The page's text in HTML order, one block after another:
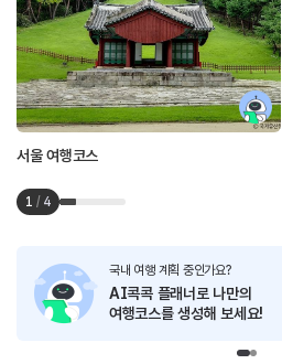
서울 여행코스
1 / 4
국내 여행 계획 중인가요?
AI콕콕 플래너로 나만의
여행코스를 생성해 보세요!